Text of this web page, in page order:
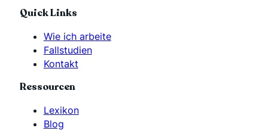
Quick Links
Wie ich arbeite
Fallstudien
Kontakt
Ressourcen
Lexikon
Blog